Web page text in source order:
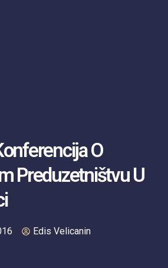
O
Preduzetništvu U
Edis Velicanin